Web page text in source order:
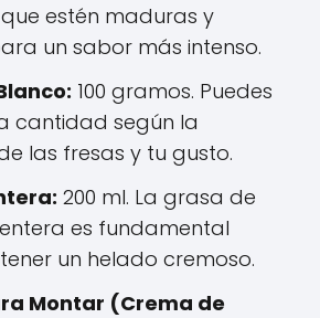
estén maduras y
un sabor más intenso.
100 gramos. Puedes
cantidad según la
las fresas y tu gusto.
200 ml. La grasa de
es fundamental
un helado cremoso.
Montar (Crema de